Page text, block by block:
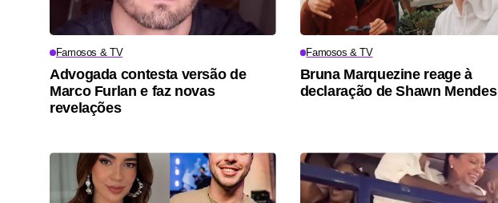
Famosos & TV
Advogada contesta versão de
Marco Furlan e faz novas
revelações
Famosos & TV
Bruna Marquezine reage à
declaração de Shawn Mendes